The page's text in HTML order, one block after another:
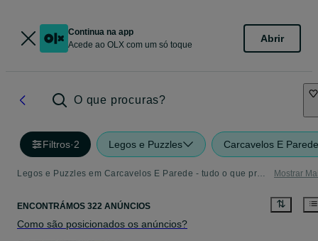
Continua na app
Acede ao OLX com um só toque
Abrir
O que procuras?
Filtros·2 Legos e Puzzles Carcavelos E Parede
Legos e Puzzles em Carcavelos E Parede - tudo o que precisa Mostrar
ENCONTRÁMOS 322 ANÚNCIOS
Como são posicionados os anúncios?